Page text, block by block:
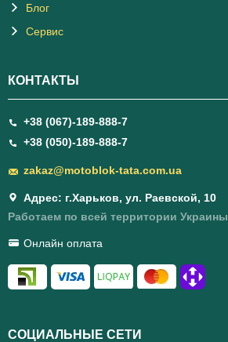
Блог
Сервис
КОНТАКТЫ
+38 (067)-189-888-7
+38 (050)-189-888-7
zakaz@motoblok-tata.com.ua
Адрес: г.Харьков, ул. Раевской, 10
Работаем по всей территории Украины
Онлайн оплата
СОЦИАЛЬНЫЕ СЕТИ